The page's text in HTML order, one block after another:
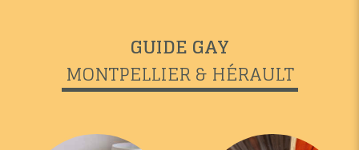
GUIDE GAY
MONTPELLIER & HÉRAULT